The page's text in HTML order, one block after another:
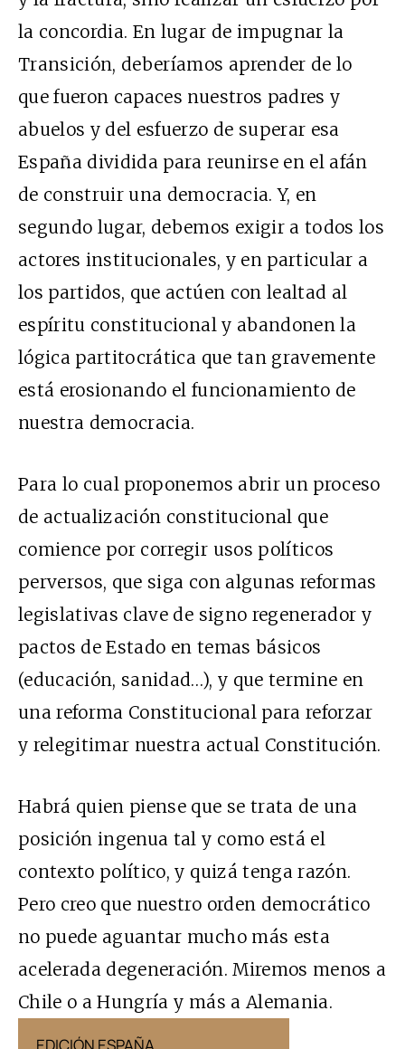
la concordia. En lugar de impugnar la
Transición, deberíamos aprender de lo
que fueron capaces nuestros padres y
abuelos y del esfuerzo de superar esa
España dividida para reunirse en el afán
de construir una democracia. Y, en
segundo lugar, debemos exigir a todos los
actores institucionales, y en particular a
los partidos, que actúen con lealtad al
espíritu constitucional y abandonen la
lógica partitocrática que tan gravemente
está erosionando el funcionamiento de
nuestra democracia.
Para lo cual proponemos abrir un proceso
de actualización constitucional que
comience por corregir usos políticos
perversos, que siga con algunas reformas
legislativas clave de signo regenerador y
pactos de Estado en temas básicos
(educación, sanidad…), y que termine en
una reforma Constitucional para reforzar
y relegitimar nuestra actual Constitución.
Habrá quien piense que se trata de una
posición ingenua tal y como está el
contexto político, y quizá tenga razón.
Pero creo que nuestro orden democrático
no puede aguantar mucho más esta
acelerada degeneración. Miremos menos a
Chile o a Hungría y más a Alemania.